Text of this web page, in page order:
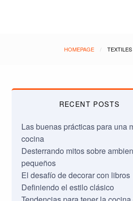
HOMEPAGE
RECENT POSTS
Las buenas prácticas para una
cocina
Desterrando mitos sobre
pequeños
El desafío de decorar con libros
Definiendo el estilo clásico